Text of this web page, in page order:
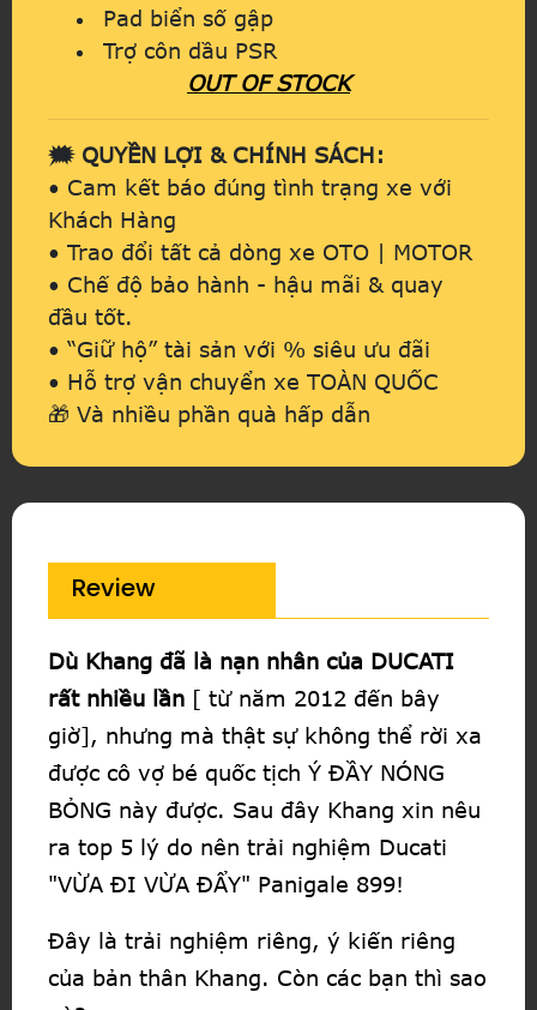
Pad biển số gập
Trợ côn dầu PSR
OUT OF STOCK
🗯️ QUYỀN LỢI & CHÍNH SÁCH:
• Cam kết báo đúng tình trạng xe với
Khách Hàng
• Trao đổi tất cả dòng xe OTO | MOTOR
• Chế độ bảo hành - hậu mãi & quay
đầu tốt.
• “Giữ hộ” tài sản với % siêu ưu đãi
• Hỗ trợ vận chuyển xe TOÀN QUỐC
🎁 Và nhiều phần quà hấp dẫn
Review
Dù Khang đã là nạn nhân của DUCATI
rất nhiều lần [ từ năm 2012 đến bây
giờ], nhưng mà thật sự không thể rời xa
được cô vợ bé quốc tịch Ý ĐẦY NÓNG
BỎNG này được. Sau đây Khang xin nêu
ra top 5 lý do nên trải nghiệm Ducati
"VỪA ĐI VỪA ĐẨY" Panigale 899!
Đây là trải nghiệm riêng, ý kiến riêng
của bản thân Khang. Còn các bạn thì sao